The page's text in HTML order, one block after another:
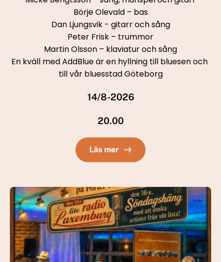
Börje Olevald – bas
Dan Ljungsvik - gitarr och sång
Peter Frisk – trummor
Martin Olsson – klaviatur och sång
En kväll med AddBlue är en hyllning till bluesen och
till vår bluesstad Göteborg
14/8-2026
20.00
Läs mer